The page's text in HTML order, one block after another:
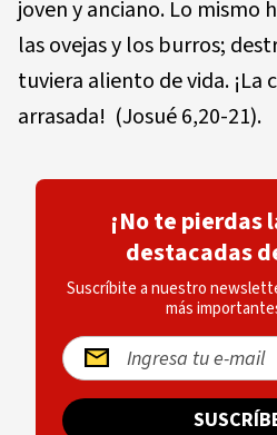
joven y anciano. Lo mismo
las ovejas y los burros;
tuviera aliento de vida. ¡La
arrasada! (Josué 6,20-21).
¡No te pierdas
destacadas
Suscríbite a nuestro
más